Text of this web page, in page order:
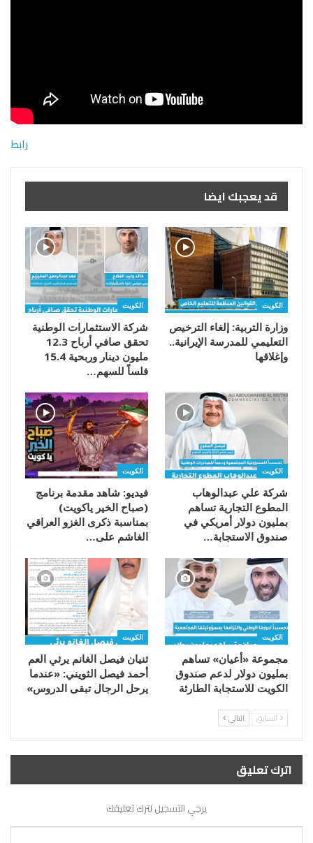
رابط
قد يعجبك ايضا
الكويت
وزارة التربية: إلغاء الترخيص
التعليمي للمدرسة الإيرانية..
وإغلاقها
الكويت
شركة الاستثمارات الوطنية
تحقق صافي أرباح 12.3
مليون دينار وربحية 15.4
فلساً للسهم…
الكويت
شركة علي عبدالوهاب
المطوع التجارية تساهم
بمليون دولار أمريكي في
صندوق الاستجابة…
الكويت
فيديو: شاهد مقدمة برنامج
(صباح الخير ياكويت)
بمناسبة ذكرى الغزو العراقي
الغاشم على…
الكويت
مجموعة «أعيان» تساهم
بمليون دولار لدعم صندوق
الكويت للاستجابة الطارئة
الكويت
ثنيان فيصل الغانم يرثي العم
أحمد فيصل الثويني: «عندما
يرحل الرجال تبقى الدروس»
السابق التالي
اترك تعليق
يرجي التسجيل لترك تعليقك